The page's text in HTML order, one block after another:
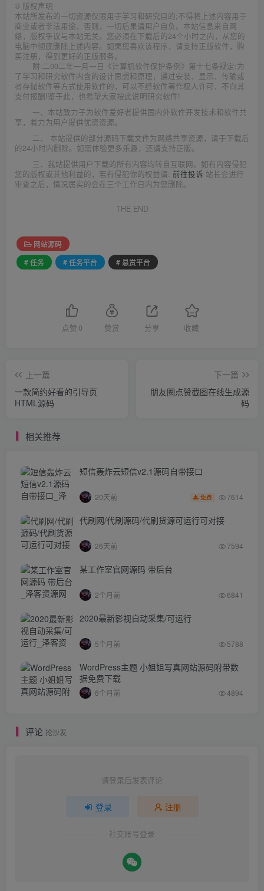
© 版权声明
本站所发布的一切资源仅限用于学习和研究目的;不得将上述内容用于
商业或者非法用途，否则，一切后果请用户自负。本站信息来自网
络，版权争议与本站无关。您必须在下载后的24个小时之内，从您的
电脑中彻底删除上述内容。如果您喜欢该程序，请支持正版软件，购
买注册，得到更好的正版服务。
附:二00二年一月一日《计算机软件保护条例》第十七条规定:为
了学习和研究软件内含的设计思想和原理，通过安装、显示、传输或
者存储软件等方式使用软件的，可以不经软件著作权人许可，不向其
支付报酬!鉴于此，也希望大家按此说明研究软件!
一、本站致力于为软件爱好者提供国内外软件开发技术和软件共
享，着力为用户提供优资资源。
二、 本站提供的部分源码下载文件为网络共享资源，请于下载后
的24小时内删除。如需体验更多乐趣，还请支持正版。
三、我站提供用户下载的所有内容均转自互联网。如有内容侵犯
您的版权或其他利益的，若有侵犯你的权益请: 前往投诉 站长会进行
审查之后，情况属实的会在三个工作日内为您删除。
THE END
网站源码
# 任务
# 任务平台 # 悬赏平台
点赞 0 赞赏 分享 收藏
上一篇
一款简约好看的引导页
HTML源码
下一篇
朋友圈点赞截图在线生成源
码
相关推荐
短信轰炸云短信v2.1源码自带接口
20天前 免费 7614
代刷网/代刷源码/代刷货源可运行可对接
26天前 7594
某工作室官网源码 带后台
2个月前 6841
2020最新影视自动采集/可运行
5个月前 5788
WordPress主题 小姐姐写真网站源码附带数
据免费下载
6个月前 4894
评论 抢沙发
请登录后发表评论
登录 注册
社交账号登录